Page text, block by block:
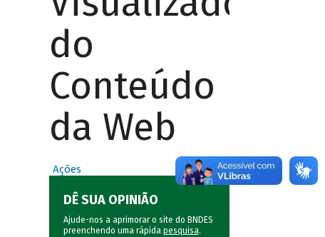
do
Conteúdo
da Web
Ações
DÊ SUA OPINIÃO
Ajude-nos a aprimorar o site do BNDES
preenchendo uma rápida pesquisa.